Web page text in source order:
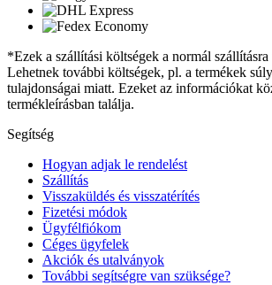
*Ezek a szállítási költségek a normál
Lehetnek további költségek, pl. a termékek
tulajdonságai miatt. Ezeket az információkat
termékleírásban találja.
Segítség
Hogyan adjak le rendelést
Szállítás
Visszaküldés és visszatérítés
Fizetési módok
Ügyfélfiókom
Céges ügyfelek
Akciók és utalványok
További segítségre van szüksége?